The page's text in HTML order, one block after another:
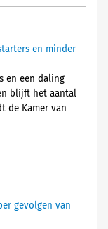
en minder
en een daling
blijft het aantal
de Kamer van
gevolgen van